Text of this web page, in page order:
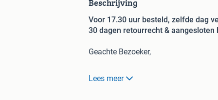
Beschrijving
Voor 17.30 uur besteld, zelfde dag
30 dagen retourrecht & aangesloten
Geachte Bezoeker,
Bestellen?
Lees meer